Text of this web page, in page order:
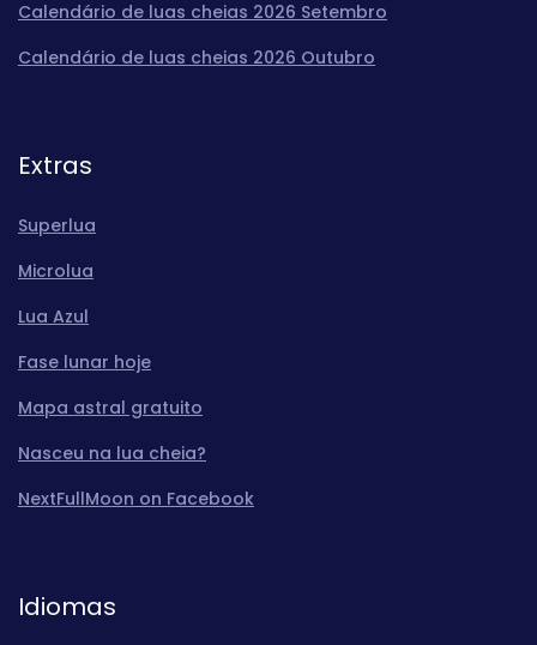
Calendário de luas cheias 2026 Setembro
Calendário de luas cheias 2026 Outubro
Extras
Superlua
Microlua
Lua Azul
Fase lunar hoje
Mapa astral gratuito
Nasceu na lua cheia?
NextFullMoon on Facebook
Idiomas